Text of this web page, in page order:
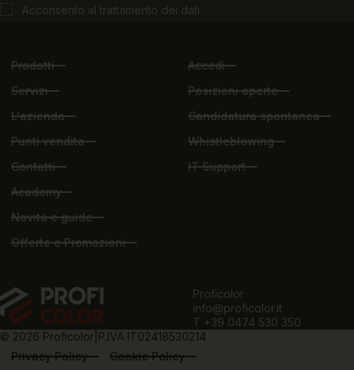
Proficolor
info@proficolor.it
T +39 0474 530 350
Prodotti
Servizi
L'azienda
Punti vendita
Contatti
Academy
Novità e guide
Offerte e Promozioni
Accedi
Posizioni aperte
Candidatura spontanea
Whistleblowing
IT Support
Acconsento al trattamento dei dati
© 2026 Proficolor P.IVA IT02418530214
Privacy Policy
Cookie Policy